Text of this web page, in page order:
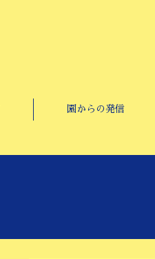
園からの発信